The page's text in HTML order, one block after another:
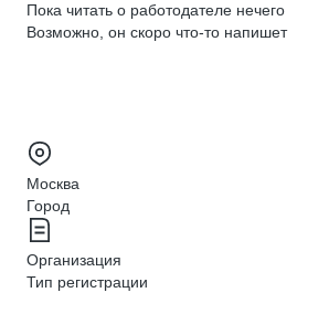
Пока читать о работодателе нечего
Возможно, он скоро что‑то напишет
Москва
Город
Организация
Тип регистрации